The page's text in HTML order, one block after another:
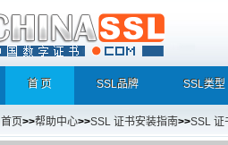
首 页 SSL品牌 SSL类型
首页>>帮助中心>>SSL 证书安装指南>>SSL 证